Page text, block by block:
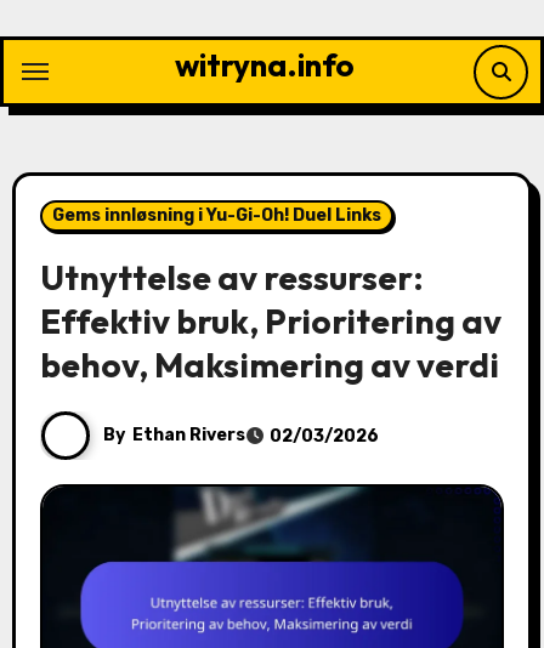
content
witryna.info
Gems innløsning i Yu-Gi-Oh! Duel Links
Utnyttelse av ressurser:
Effektiv bruk, Prioritering av
behov, Maksimering av verdi
By Ethan Rivers 02/03/2026